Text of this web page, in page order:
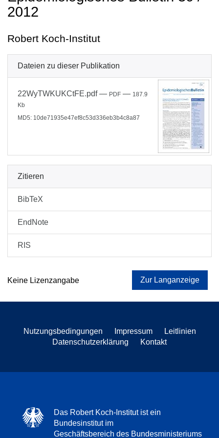
2012
Robert Koch-Institut
Dateien zu dieser Publikation
22WyTWKUKCtFE.pdf— PDF — 187.9
Kb
MD5: 10de71935e47ef8c53d336eb3b4c8a87
Zitieren
BibTeX
EndNote
RIS
Keine Lizenzangabe Zur Langanzeige
Nutzungsbedingungen Impressum
Leitlinien
Datenschutzerklärung
Kontakt
Das Robert Koch-Institut ist ein
Bundesinstitut im
Geschäftsbereich des Bundesministeriums